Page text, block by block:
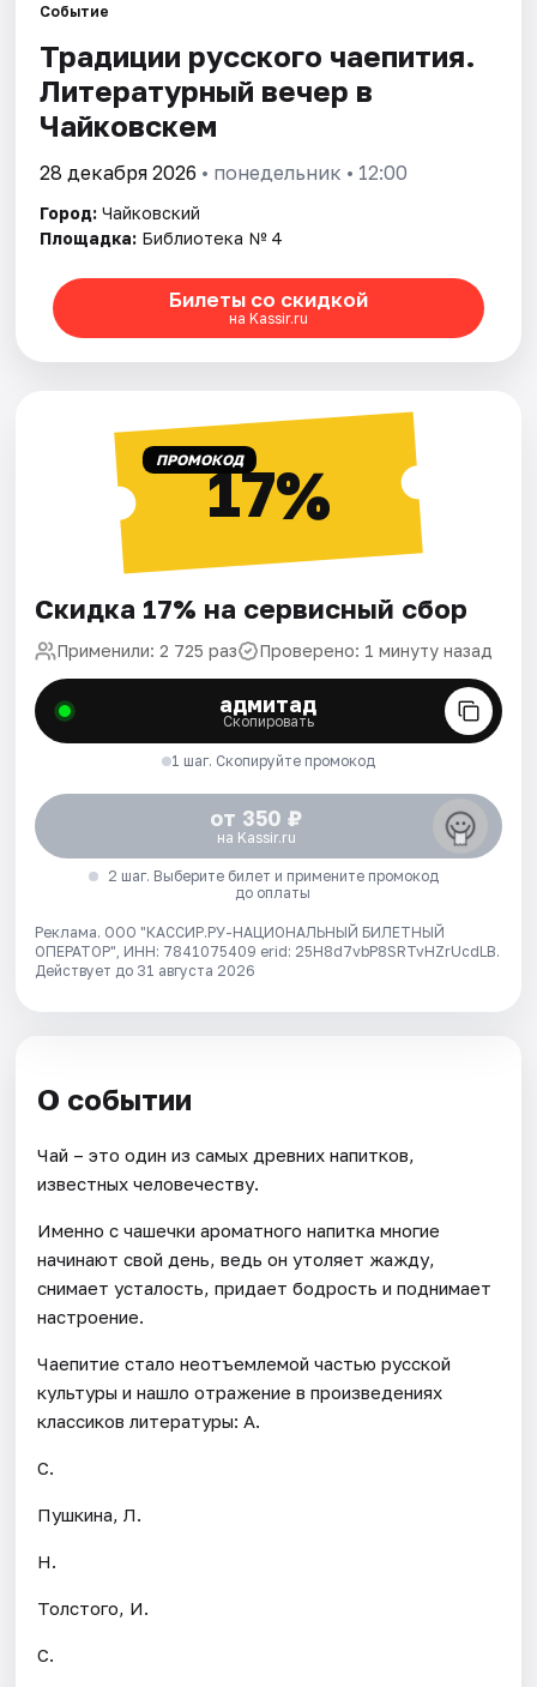
Событие
Традиции русского чаепития.
Литературный вечер в
Чайковскем
28 декабря 2026 • понедельник • 12:00
Город: Чайковский
Площадка: Библиотека № 4
Билеты со скидкой
на Kassir.ru
ПРОМОКОД17%
Скидка 17% на сервисный сбор
Применили: 2 725 раз Проверено: 1 минуту назад
адмитад
Скопировать
1 шаг. Скопируйте промокод
от 350 ₽
на Kassir.ru
2 шаг. Выберите билет и примените промокод
до оплаты
Реклама. ООО "КАССИР.РУ-НАЦИОНАЛЬНЫЙ БИЛЕТНЫЙ
ОПЕРАТОР", ИНН: 7841075409 erid: 25H8d7vbP8SRTvHZrUcdLB.
Действует до 31 августа 2026
О событии
Чай – это один из самых древних напитков,
известных человечеству.
Именно с чашечки ароматного напитка многие
начинают свой день, ведь он утоляет жажду,
снимает усталость, придает бодрость и поднимает
настроение.
Чаепитие стало неотъемлемой частью русской
культуры и нашло отражение в произведениях
классиков литературы: А.
С.
Пушкина, Л.
Н.
Толстого, И.
С.